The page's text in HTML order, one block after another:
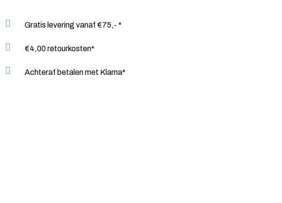
Gratis levering vanaf €75,- *
€4,00 retourkosten*
Achteraf betalen met Klarna*